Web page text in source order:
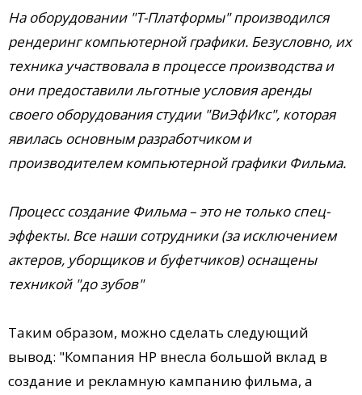
На оборудовании "Т-Платформы" производился
рендеринг компьютерной графики. Безусловно, их
техника участвовала в процессе производства и
они предоставили льготные условия аренды
своего оборудования студии "ВиЭфИкс", которая
явилась основным разработчиком и
производителем компьютерной графики Фильма.
Процесс создание Фильма – это не только спец-
эффекты. Все наши сотрудники (за исключением
актеров, уборщиков и буфетчиков) оснащены
техникой "до зубов"
Таким образом, можно сделать следующий
вывод: "Компания HP внесла большой вклад в
создание и рекламную кампанию фильма, а